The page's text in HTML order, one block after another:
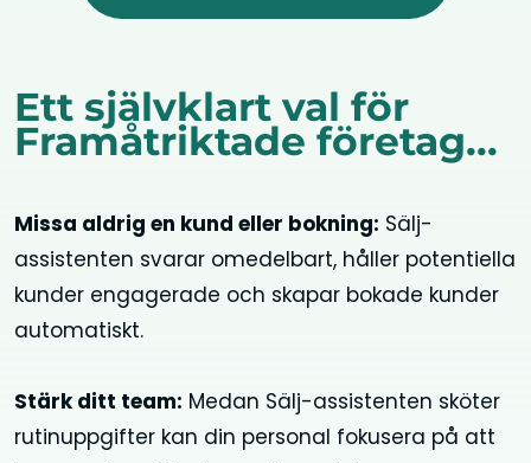
Ett självklart val för
Framåtriktade företag...
Missa aldrig en kund eller bokning: Sälj-
assistenten svarar omedelbart, håller potentiella
kunder engagerade och skapar bokade kunder
automatiskt.
Stärk ditt team: Medan Sälj-assistenten sköter
rutinuppgifter kan din personal fokusera på att